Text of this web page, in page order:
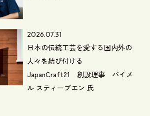
2026.07.31
日本の伝統工芸を愛する国内外の
人々を結び付ける
JapanCraft21 創設理事 バイメ
ル スティーブエン 氏